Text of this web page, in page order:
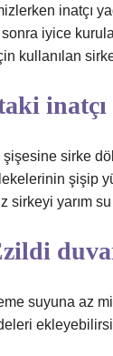
inatçı
iyice
kullanılan
inatçı
sirke
şişip
sirkeyi yarım
suyuna az